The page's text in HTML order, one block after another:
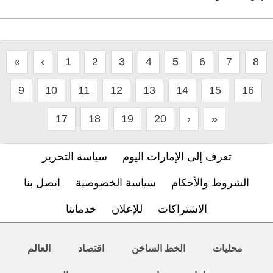
« ‹ 1 2 3 4 5 6 7 8
9 10 11 12 13 14 15 16
17 18 19 20 › »
تعرف إلى الإمارات اليوم سياسة التحرير
الشروط والأحكام سياسة الخصوصية اتصل بنا
الاشتراكات للإعلان خدماتنا
محليات الخط الساخن اقتصاد العالم